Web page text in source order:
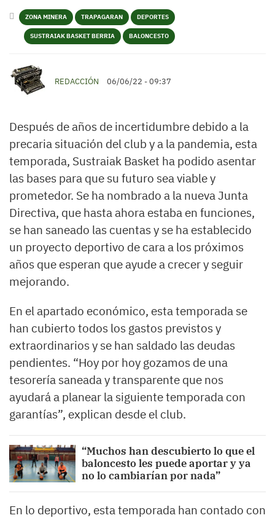
ZONA MINERA TRAPAGARAN DEPORTES
SUSTRAIAK BASKET BERRIA BALONCESTO
REDACCIÓN 06/06/22 - 09:37
Después de años de incertidumbre debido a la
precaria situación del club y a la pandemia, esta
temporada, Sustraiak Basket ha podido asentar
las bases para que su futuro sea viable y
prometedor. Se ha nombrado a la nueva Junta
Directiva, que hasta ahora estaba en funciones,
se han saneado las cuentas y se ha establecido
un proyecto deportivo de cara a los próximos
años que esperan que ayude a crecer y seguir
mejorando.
En el apartado económico, esta temporada se
han cubierto todos los gastos previstos y
extraordinarios y se han saldado las deudas
pendientes. “Hoy por hoy gozamos de una
tesorería saneada y transparente que nos
ayudará a planear la siguiente temporada con
garantías”, explican desde el club.
“Muchos han descubierto lo que el
baloncesto les puede aportar y ya
no lo cambiarían por nada”
En lo deportivo, esta temporada han contado con